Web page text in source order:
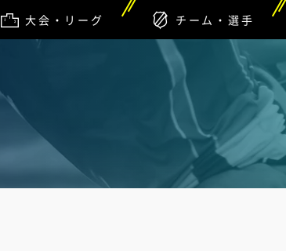
大会・リーグ チーム・選手